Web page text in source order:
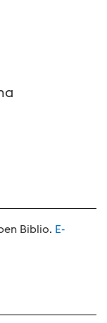
Biblio. E-